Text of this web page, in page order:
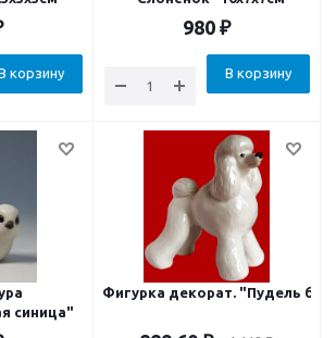
корзину
980 ₽
В корзину
синица"
Фигурка декорат. "Пудель